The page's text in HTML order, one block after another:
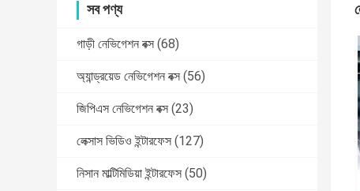
সব পণ্য
গাড়ী নেভিগেশন বক্স (68)
অ্যান্ড্রয়েড নেভিগেশন বক্স (56)
জিপিএস নেভিগেশন বক্স (23)
লেক্সাস ভিডিও ইন্টারফেস (127)
নিসান মাল্টিমিডিয়া ইন্টারফেস (50)